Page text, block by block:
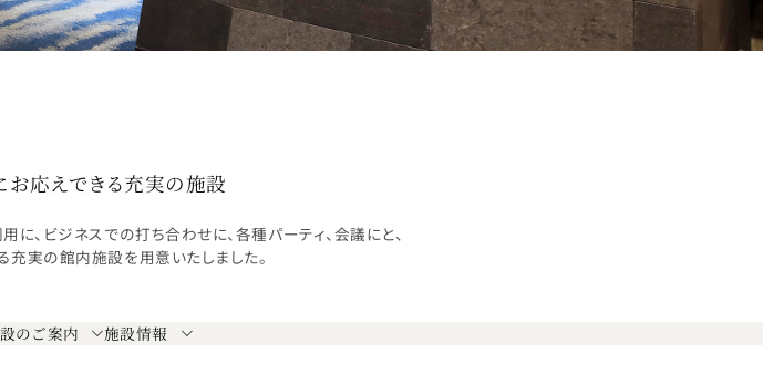
お応えできる充実の施設
、ビジネスでの打ち合わせに、各種パーティ、会議にと、
充実の館内施設を用意いたしました。
のご案内 施設情報